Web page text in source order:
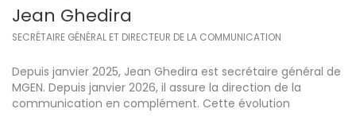
Jean Ghedira
SECRÉTAIRE GÉNÉRAL ET DIRECTEUR DE LA COMMUNICATION
Depuis janvier 2025, Jean Ghedira est secrétaire général de
MGEN. Depuis janvier 2026, il assure la direction de la
communication en complément. Cette évolution